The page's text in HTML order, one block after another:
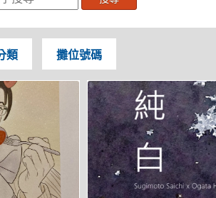
類 攤位號碼